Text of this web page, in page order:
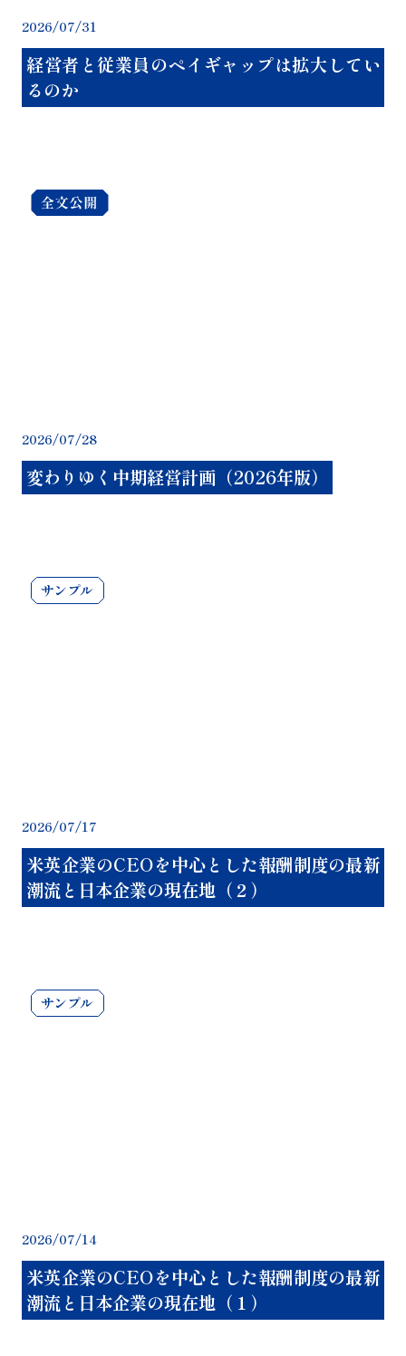
2026/07/31
経営者と従業員のペイギャップは拡大してい
るのか
2026/07/28
変わりゆく中期経営計画（2026年版）
2026/07/17
米英企業のCEOを中心とした報酬制度の最新
潮流と日本企業の現在地（２）
2026/07/14
米英企業のCEOを中心とした報酬制度の最新
潮流と日本企業の現在地（１）